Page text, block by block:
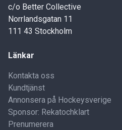
c/o Better Collective
Norrlandsgatan 11
111 43 Stockholm
Länkar
Kontakta oss
Kundtjänst
Annonsera på Hockeysverige
Sponsor: Rekatochklart
Prenumerera